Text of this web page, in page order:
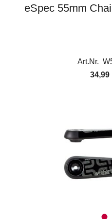
eSpec 55mm
Art.Nr.
34,99